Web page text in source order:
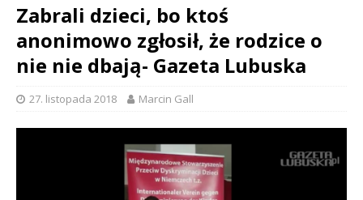
Zabrali dzieci, bo ktoś
anonimowo zgłosił, że rodzice o
nie nie dbają- Gazeta Lubuska
27. listopada 2018 Marcin Gall